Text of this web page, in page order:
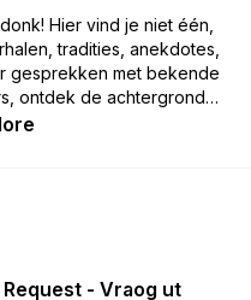
Hier vind je niet één,
tradities, anekdotes,
gesprekken met bekende
ontdek de achtergronden
antwoord op vragen die
- Vraog ut